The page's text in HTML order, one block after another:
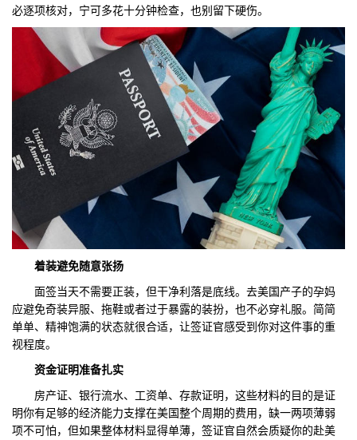
必逐项核对，宁可多花十分钟检查，也别留下硬伤。
着装避免随意张扬
面签当天不需要正装，但干净利落是底线。去美国产子的孕妈
应避免奇装异服、拖鞋或者过于暴露的装扮，也不必穿礼服。简简
单单、精神饱满的状态就很合适，让签证官感受到你对这件事的重
视程度。
资金证明准备扎实
房产证、银行流水、工资单、存款证明，这些材料的目的是证
明你有足够的经济能力支撑在美国整个周期的费用，缺一两项薄弱
项不可怕，但如果整体材料显得单薄，签证官自然会质疑你的赴美